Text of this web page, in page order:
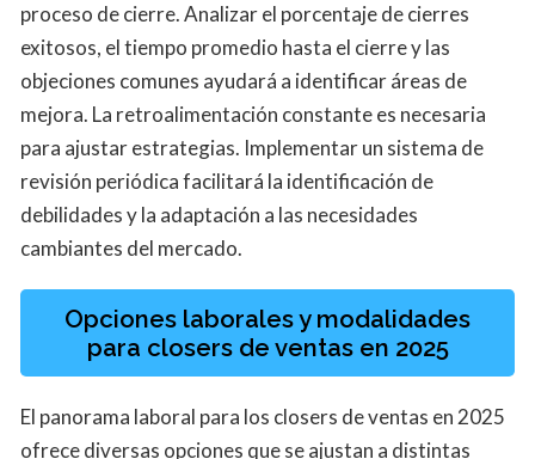
proceso de cierre. Analizar el porcentaje de cierres
exitosos, el tiempo promedio hasta el cierre y las
objeciones comunes ayudará a identificar áreas de
mejora. La retroalimentación constante es necesaria
para ajustar estrategias. Implementar un sistema de
revisión periódica facilitará la identificación de
debilidades y la adaptación a las necesidades
cambiantes del mercado.
Opciones laborales y modalidades
para closers de ventas en 2025
El panorama laboral para los closers de ventas en 2025
ofrece diversas opciones que se ajustan a distintas